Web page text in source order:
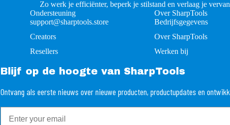
Zo werk je efficiënter, beperk je stilstand en verlaag je
Ondersteuning
support@sharptools.store
Creators
Resellers
Over SharpTools
Bedrijfsgegevens
Over SharpTools
Werken bij
Blijf op de hoogte van SharpTools
Ontvang als eerste nieuws over nieuwe producten, productupdates en